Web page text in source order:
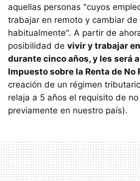
aquellas personas "cuyos
trabajar en remoto y cambiar de
habitualmente". A partir de
posibilidad de vivir y trabajar
durante cinco años, y les será
Impuesto sobre la Renta de No
creación de un régimen
relaja a 5 años el requisito de
previamente en nuestro país).